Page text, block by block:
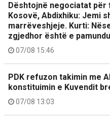
Dështojnë negociatat
Kosovë, Abdixhiku: Jemi
marrëveshjeje. Kurti:
zgjedhor është e
07/08 15:46
PDK refuzon takimin me
konstituimin e Kuvendit
07/08 13:03